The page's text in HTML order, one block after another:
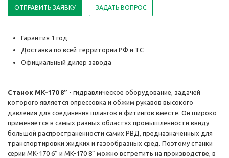
ОТПРАВИТЬ ЗАЯВКУ ЗАДАТЬ ВОПРОС
Гарантия 1 год
Доставка по всей территории РФ и ТС
Официальный дилер завода
Станок MK-170 8” - гидравлическое оборудование, задачей
которого является опрессовка и обжим рукавов высокого
давления для соединения шлангов и фитингов вместе. Он широко
применяется в самых разных областях промышленности ввиду
большой распространенности самих РВД, предназначенных для
транспортировки жидких и газообразных сред. Поэтому станки
серии MK-170 6” и MK-170 8” можно встретить на производстве, в